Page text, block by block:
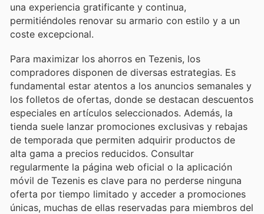
una experiencia gratificante y continua,
permitiéndoles renovar su armario con estilo y a un
coste excepcional.
Para maximizar los ahorros en Tezenis, los
compradores disponen de diversas estrategias. Es
fundamental estar atentos a los anuncios semanales y
los folletos de ofertas, donde se destacan descuentos
especiales en artículos seleccionados. Además, la
tienda suele lanzar promociones exclusivas y rebajas
de temporada que permiten adquirir productos de
alta gama a precios reducidos. Consultar
regularmente la página web oficial o la aplicación
móvil de Tezenis es clave para no perderse ninguna
oferta por tiempo limitado y acceder a promociones
únicas, muchas de ellas reservadas para miembros del